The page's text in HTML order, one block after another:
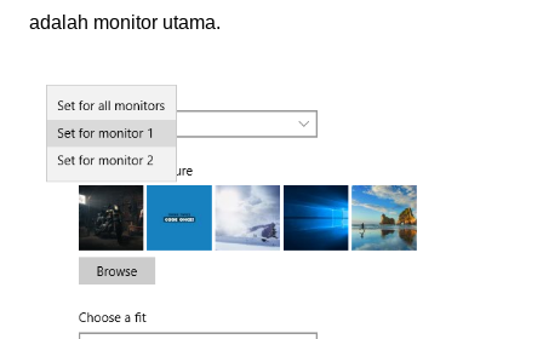
adalah monitor utama.